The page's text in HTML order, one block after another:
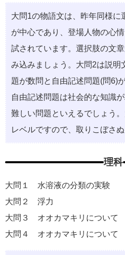
⼤問1の物語⽂は、昨年同様に
が中⼼であり、登場⼈物の⼼
試されています。選択肢の⽂
み込みましょう。⼤問2は説明
題が数問と⾃由記述問題(問6)
⾃由記述問題は社会的な知識
難しい問題といえるでしょう
レベルですので、取りこぼさ
理科
大問１ ⽔溶液の分類の実験
大問２ 浮⼒
大問３ オオカマキリについて
大問４ オオカマキリについて